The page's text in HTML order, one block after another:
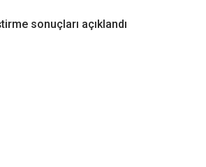
sonuçları açıklandı